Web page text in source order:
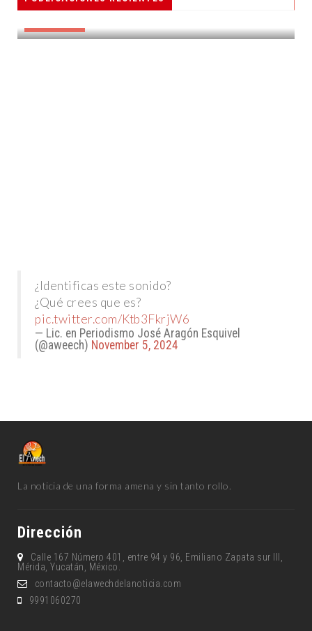
¿Identificas este sonido?
¿Qué crees que es?
pic.twitter.com/Ktb3FkrjW6
— Lic. en Periodismo José Aragón Esquivel
(@aweech) November 5, 2024
La noticia de una forma amena y sin tanto rollo.
Dirección
Calle 167 Número 401, entre 94 y 96, Emiliano Zapata sur lll,
Mérida, Yucatán, México.
contacto@elawechdelanoticia.com
9991060270